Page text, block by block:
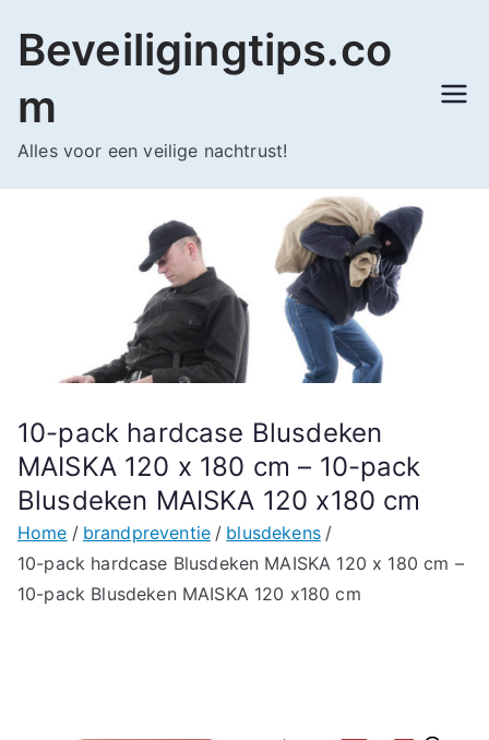
naar
inhoud
Beveiligingtips.co
m
Alles voor een veilige nachtrust!
10-pack hardcase Blusdeken
MAISKA 120 x 180 cm – 10-pack
Blusdeken MAISKA 120 x180 cm
Home brandpreventie
blusdekens
10-pack hardcase Blusdeken MAISKA 120 x 180 cm –
10-pack Blusdeken MAISKA 120 x180 cm